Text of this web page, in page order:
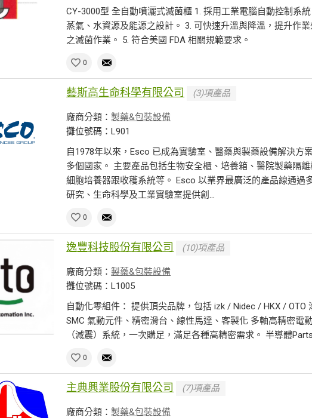
CY-3000型 全自動噴灑式滅菌櫃 1. 採用工業電腦自動控制系
蒸氣、水資源及能源之設計。 3. 可快速升溫與降溫，提升作
之滅菌作業。 5. 符合美國 FDA 相關規範要求。
0
藝斯高生命科學有限公司 (3)項產品
廠商分類：製藥&包裝設備
攤位號碼：L901
自1978年以來，Esco 已成為實驗室、醫藥與製藥設備解決方
多個國家。 主要產品包括生物安全櫃、培養箱、醫院製藥隔
細胞培養器跟收穫系統等。 Esco 以業界最廣泛的產品線通過
研究、生命科學及工業實驗室提供創...
0
逸豐科技股份有限公司 (10)項產品
廠商分類：製藥&包裝設備
攤位號碼：L1005
自動化零組件： 提供頂尖品牌，包括 izk / Nidec / HKX / OTO
SMC 氣動元件、精密滑台、線性馬達、客製化 多軸高精密電
（減震）系統，一次購足，滿足各種高精密需求。 半導體
0
主典興業股份有限公司 (7)項產品
廠商分類：製藥&包裝設備